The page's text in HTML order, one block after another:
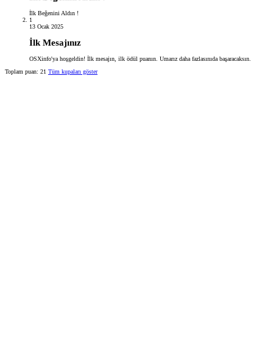
İlk Beğenini Aldın !
1
13 Ocak 2025
İlk Mesajınız
OSXinfo'ya hoşgeldin! İlk mesajın, ilk ödül puanın. Umarız daha fazlasınıda başaracaksın.
Toplam puan: 21 Tüm kupaları göster